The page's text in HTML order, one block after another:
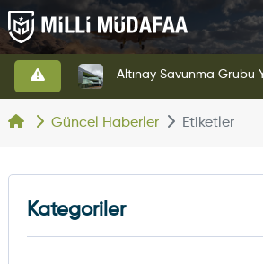
Güncel Haberler Etiketler
Kategoriler